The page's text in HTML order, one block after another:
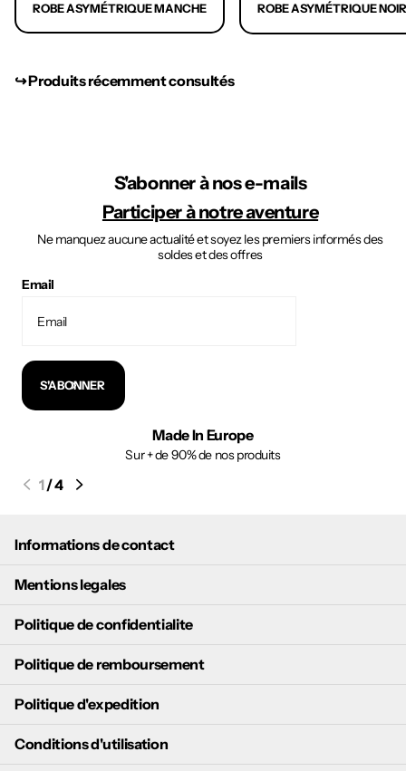
ROBE ASYMÉTRIQUE MANCHE ROBE ASYMÉTRIQUE NOIR
↪︎ Produits récemment consultés
S'abonner à nos e-mails
Participer à notre aventure
Ne manquez aucune actualité et soyez les premiers informés des
soldes et des offres
Email
S'ABONNER
Made In Europe
Sur + de 90% de nos produits
1/4
Informations de contact
Mentions legales
Politique de confidentialite
Politique de remboursement
Politique d'expedition
Conditions d'utilisation